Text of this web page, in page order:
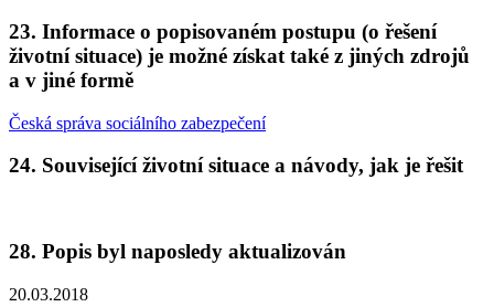
23. Informace o popisovaném postupu (o řešení
životní situace) je možné získat také z jiných zdrojů
a v jiné formě
Česká správa sociálního zabezpečení
24. Související životní situace a návody, jak je řešit
28. Popis byl naposledy aktualizován
20.03.2018